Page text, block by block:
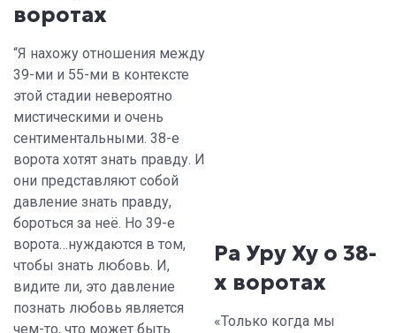
воротах
“Я нахожу отношения между
39-ми и 55-ми в контексте
этой стадии невероятно
мистическими и очень
сентиментальными. 38-е
ворота хотят знать правду. И
они представляют собой
давление знать правду,
бороться за неё. Но 39-е
ворота…нуждаются в том,
чтобы знать любовь. И,
видите ли, это давление
познать любовь является
чем-то, что может быть
Ра Уру Ху о 38-
х воротах
«Только когда мы